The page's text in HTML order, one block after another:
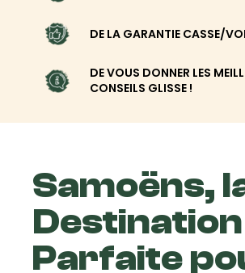
DE LA GARANTIE CASSE/
DE VOUS DONNER LES
CONSEILS GLISSE !
Samoëns,
Destination
Parfaite